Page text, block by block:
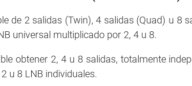
de 2 salidas (Twin), 4 salidas (Quad) u
universal multiplicado por 2, 4 u 8.
obtener 2, 4 u 8 salidas, totalmente
u 8 LNB individuales.